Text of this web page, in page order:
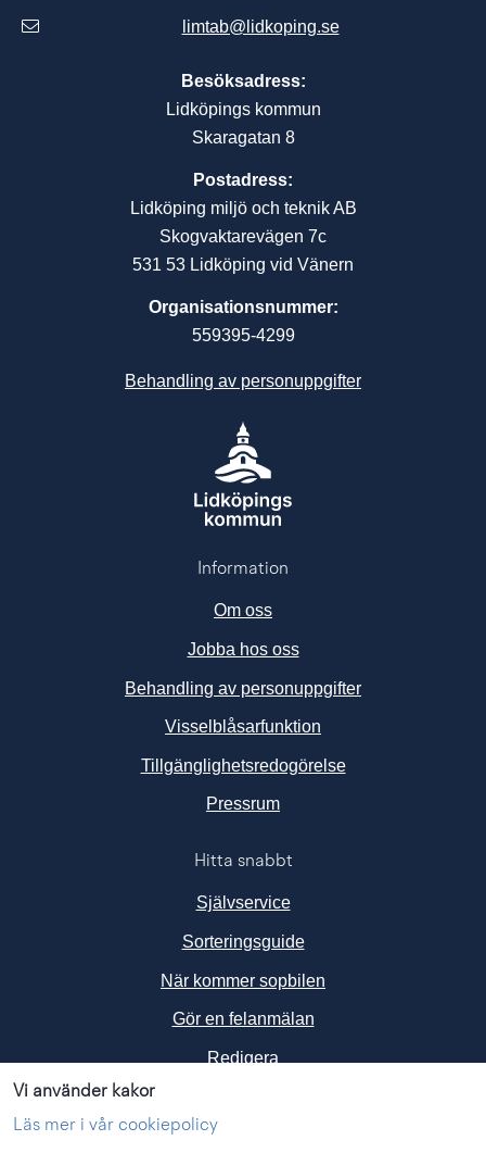
Vi använder kakor
Läs mer i vår cookiepolicy
limtab@lidkoping.se
Besöksadress:
Lidköpings kommun
Skaragatan 8
Postadress:
Lidköping miljö och teknik AB
Skogvaktarevägen 7c
531 53 Lidköping vid Vänern
Organisationsnummer:
559395-4299
Behandling av personuppgifter
Information
Om oss
Jobba hos oss
Behandling av personuppgifter
Visselblåsarfunktion
Tillgänglighetsredogörelse
PressrumLänk till annan webbplats,
Hitta snabbt
Självservice
Sorteringsguide
När kommer sopbilen
Gör en felanmälan
Redigera
Följ oss i sociala medier